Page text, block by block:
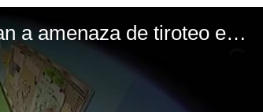
"Es un gran miedo": estudiantes reaccionan a amenaza de tiroteo en escuelas de San Juan